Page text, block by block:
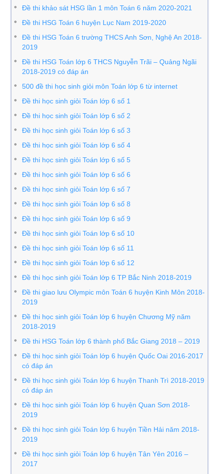
Đề thi khảo sát HSG lần 1 môn Toán 6 năm 2020-2021
Đề thi HSG Toán 6 huyện Lục Nam 2019-2020
Đề thi HSG Toán 6 trường THCS Anh Sơn, Nghệ An 2018-
2019
Đề thi HSG Toán lớp 6 THCS Nguyễn Trãi – Quảng Ngãi
2018-2019 có đáp án
500 đề thi học sinh giỏi môn Toán lớp 6 từ internet
Đề thi học sinh giỏi Toán lớp 6 số 1
Đề thi học sinh giỏi Toán lớp 6 số 2
Đề thi học sinh giỏi Toán lớp 6 số 3
Đề thi học sinh giỏi Toán lớp 6 số 4
Đề thi học sinh giỏi Toán lớp 6 số 5
Đề thi học sinh giỏi Toán lớp 6 số 6
Đề thi học sinh giỏi Toán lớp 6 số 7
Đề thi học sinh giỏi Toán lớp 6 số 8
Đề thi học sinh giỏi Toán lớp 6 số 9
Đề thi học sinh giỏi Toán lớp 6 số 10
Đề thi học sinh giỏi Toán lớp 6 số 11
Đề thi học sinh giỏi Toán lớp 6 số 12
Đề thi học sinh giỏi Toán lớp 6 TP Bắc Ninh 2018-2019
Đề thi giao lưu Olympic môn Toán 6 huyện Kinh Môn 2018-
2019
Đề thi học sinh giỏi Toán lớp 6 huyện Chương Mỹ năm
2018-2019
Đề thi HSG Toán lớp 6 thành phố Bắc Giang 2018 – 2019
Đề thi học sinh giỏi Toán lớp 6 huyện Quốc Oai 2016-2017
có đáp án
Đề thi học sinh giỏi Toán lớp 6 huyện Thanh Trì 2018-2019
có đáp án
Đề thi học sinh giỏi Toán lớp 6 huyện Quan Sơn 2018-
2019
Đề thi học sinh giỏi Toán lớp 6 huyện Tiền Hải năm 2018-
2019
Đề thi học sinh giỏi Toán lớp 6 huyện Tân Yên 2016 –
2017